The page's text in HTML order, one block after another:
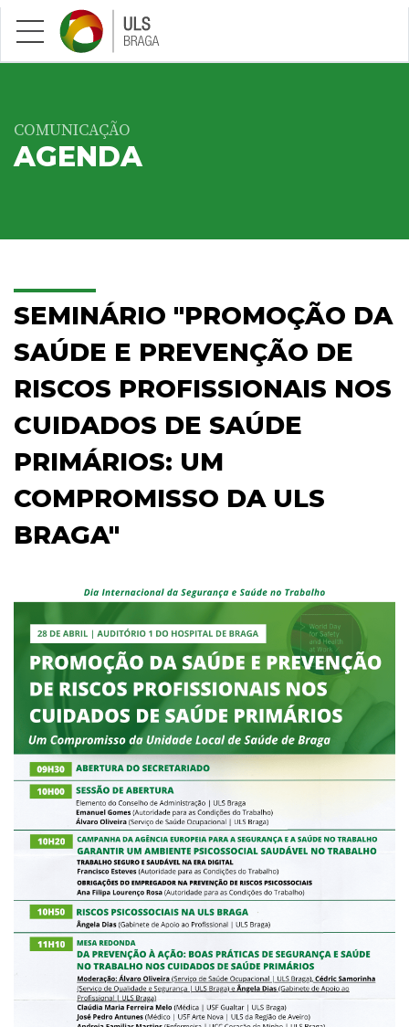
Saltar para conteúdo principal
COMUNICAÇÃO
AGENDA
SEMINÁRIO "PROMOÇÃO DA
SAÚDE E PREVENÇÃO DE
RISCOS PROFISSIONAIS NOS
CUIDADOS DE SAÚDE
PRIMÁRIOS: UM
COMPROMISSO DA ULS
BRAGA"